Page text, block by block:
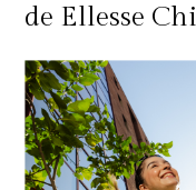
de Ellesse